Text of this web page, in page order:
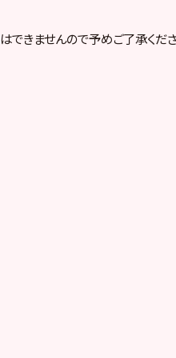
できませんので予めご了承くださ